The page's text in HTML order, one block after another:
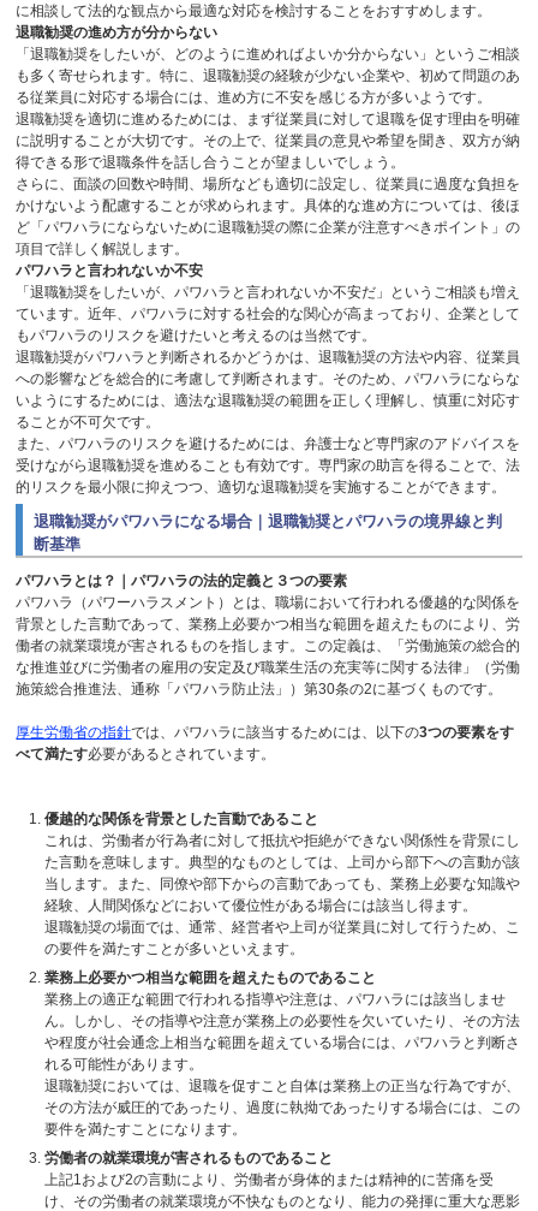
に相談して法的な観点から最適な対応を検討することをおすすめします。
退職勧奨の進め方が分からない
「退職勧奨をしたいが、どのように進めればよいか分からない」というご相談
も多く寄せられます。特に、退職勧奨の経験が少ない企業や、初めて問題のあ
る従業員に対応する場合には、進め方に不安を感じる方が多いようです。
退職勧奨を適切に進めるためには、まず従業員に対して退職を促す理由を明確
に説明することが大切です。その上で、従業員の意見や希望を聞き、双方が納
得できる形で退職条件を話し合うことが望ましいでしょう。
さらに、面談の回数や時間、場所なども適切に設定し、従業員に過度な負担を
かけないよう配慮することが求められます。具体的な進め方については、後ほ
ど「パワハラにならないために退職勧奨の際に企業が注意すべきポイント」の
項目で詳しく解説します。
パワハラと言われないか不安
「退職勧奨をしたいが、パワハラと言われないか不安だ」というご相談も増え
ています。近年、パワハラに対する社会的な関心が高まっており、企業として
もパワハラのリスクを避けたいと考えるのは当然です。
退職勧奨がパワハラと判断されるかどうかは、退職勧奨の方法や内容、従業員
への影響などを総合的に考慮して判断されます。そのため、パワハラにならな
いようにするためには、適法な退職勧奨の範囲を正しく理解し、慎重に対応す
ることが不可欠です。
また、パワハラのリスクを避けるためには、弁護士など専門家のアドバイスを
受けながら退職勧奨を進めることも有効です。専門家の助言を得ることで、法
的リスクを最小限に抑えつつ、適切な退職勧奨を実施することができます。
退職勧奨がパワハラになる場合｜退職勧奨とパワハラの境界線と判
断基準
パワハラとは？｜パワハラの法的定義と３つの要素
パワハラ（パワーハラスメント）とは、職場において行われる優越的な関係を
背景とした言動であって、業務上必要かつ相当な範囲を超えたものにより、労
働者の就業環境が害されるものを指します。この定義は、「労働施策の総合的
な推進並びに労働者の雇用の安定及び職業生活の充実等に関する法律」（労働
施策総合推進法、通称「パワハラ防止法」）第30条の2に基づくものです。
厚生労働省の指針では、パワハラに該当するためには、以下の3つの要素をす
べて満たす必要があるとされています。
優越的な関係を背景とした言動であること
これは、労働者が行為者に対して抵抗や拒絶ができない関係性を背景にし
た言動を意味します。典型的なものとしては、上司から部下への言動が該
当します。また、同僚や部下からの言動であっても、業務上必要な知識や
経験、人間関係などにおいて優位性がある場合には該当し得ます。
退職勧奨の場面では、通常、経営者や上司が従業員に対して行うため、こ
の要件を満たすことが多いといえます。
業務上必要かつ相当な範囲を超えたものであること
業務上の適正な範囲で行われる指導や注意は、パワハラには該当しませ
ん。しかし、その指導や注意が業務上の必要性を欠いていたり、その方法
や程度が社会通念上相当な範囲を超えている場合には、パワハラと判断さ
れる可能性があります。
退職勧奨においては、退職を促すこと自体は業務上の正当な行為ですが、
その方法が威圧的であったり、過度に執拗であったりする場合には、この
要件を満たすことになります。
労働者の就業環境が害されるものであること
上記1 および2の言動により、労働者が身体的または精神的に苦痛を受
け、その労働者の就業環境が不快なものとなり、能力の発揮に重大な悪影